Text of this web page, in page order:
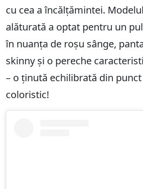
cu cea a încălțămintei.
alăturată a optat pentru un
în nuanța de roșu sânge,
skinny și o pereche
– o ținută echilibrată din
coloristic!